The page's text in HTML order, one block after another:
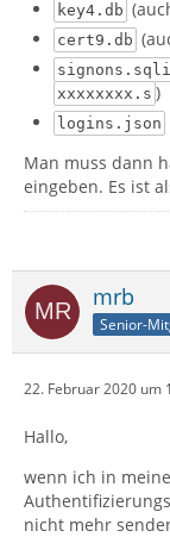
key4.db
cert9.db
xxxxxxxx.s )
logins.json
Man muss dann
eingeben. Es ist
mrb
Senior-
22. Februar 2020 um
Hallo,
wenn ich in
nicht mehr